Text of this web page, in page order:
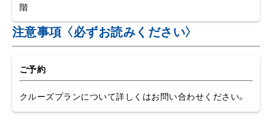
乗船場所、アクセス
品川 : ザ・クルーズクラブ東京（レディクリスタル）乗船
場